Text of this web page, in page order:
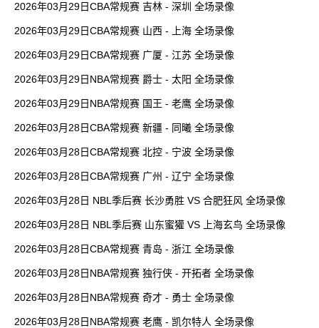
2026年03月29日CBA常规赛 吉林 - 深圳 全场录像
2026年03月29日CBA常规赛 山西 - 上海 全场录像
2026年03月29日CBA常规赛 广厦 - 江苏 全场录像
2026年03月29日NBA常规赛 爵士 - 太阳 全场录像
2026年03月29日NBA常规赛 国王 - 老鹰 全场录像
2026年03月28日CBA常规赛 新疆 - 同曦 全场录像
2026年03月28日CBA常规赛 北控 - 宁波 全场录像
2026年03月28日CBA常规赛 广州 - 辽宁 全场录像
2026年03月28日 NBL季后赛 长沙勇胜 VS 合肥狂风 全场录像
2026年03月28日 NBL季后赛 山东蜜獾 VS 上海玄鸟 全场录像
2026年03月28日CBA常规赛 青岛 - 浙江 全场录像
2026年03月28日NBA常规赛 独行侠 - 开拓者 全场录像
2026年03月28日NBA常规赛 奇才 - 勇士 全场录像
2026年03月28日NBA常规赛 老鹰 - 凯尔特人 全场录像